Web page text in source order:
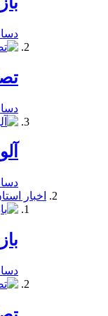
دسامبر
دسامبر
دسامبر
اخبار
دسامبر